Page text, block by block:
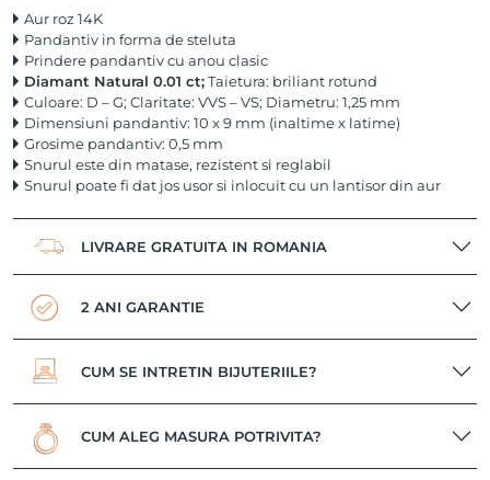
Aur roz 14K
Pandantiv in forma de steluta
Prindere pandantiv cu anou clasic
Diamant Natural 0.01 ct;Taietura: briliant rotund
Culoare: D – G; Claritate: VVS – VS; Diametru: 1,25 mm
Dimensiuni pandantiv: 10 x 9 mm (inaltime x latime)
Grosime pandantiv: 0,5 mm
Snurul este din matase, rezistent si reglabil
Snurul poate fi dat jos usor si inlocuit cu un lantisor din aur
LIVRARE GRATUITA IN ROMANIA
2 ANI GARANTIE
CUM SE INTRETIN BIJUTERIILE?
CUM ALEG MASURA POTRIVITA?